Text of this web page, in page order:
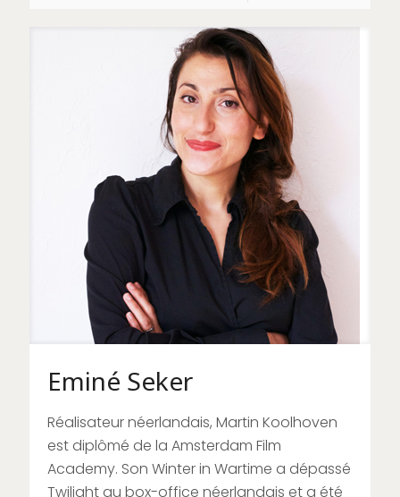
Eminé Seker
Réalisateur néerlandais, Martin Koolhoven
est diplômé de la Amsterdam Film
Academy. Son Winter in Wartime a dépassé
Twilight au box-office néerlandais et a été